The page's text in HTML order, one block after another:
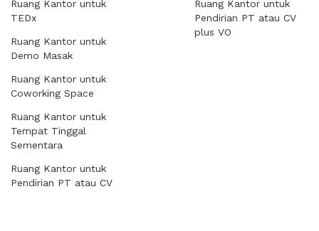
Ruang Kantor untuk
TEDx
Ruang Kantor untuk
Demo Masak
Ruang Kantor untuk
Coworking Space
Ruang Kantor untuk
Tempat Tinggal
Sementara
Ruang Kantor untuk
Pendirian PT atau CV
Ruang Kantor untuk
Pendirian PT atau CV
plus VO